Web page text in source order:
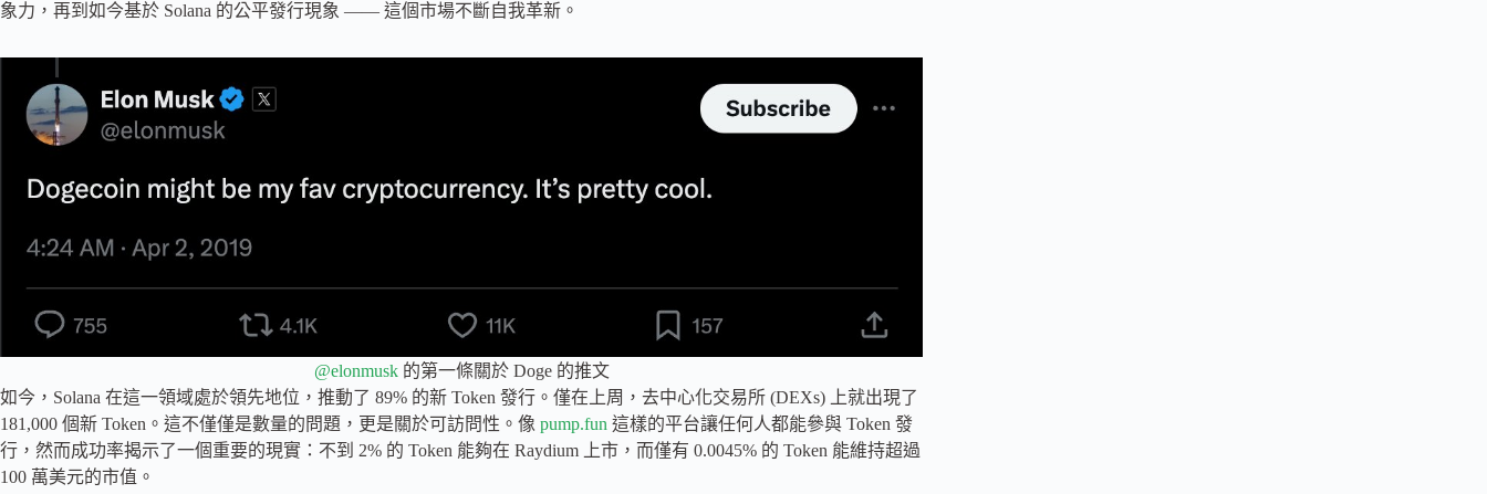
象力，再到如今基於 Solana 的公平發行現象 —— 這個市場不斷自我革新。
@elonmusk的第一條關於 Doge 的推文
如今，Solana 在這一領域處於領先地位，推動了 89% 的新 Token 發行。僅在上周，去中心化交易所 (DEXs) 上就出現了
181,000 個新 Token。這不僅僅是數量的問題，更是關於可訪問性。像 pump.fun 這樣的平台讓任何人都能參與 Token 發
行，然而成功率揭示了一個重要的現實：不到 2% 的 Token 能夠在 Raydium 上市，而僅有 0.0045% 的 Token 能維持超過
100 萬美元的市值。